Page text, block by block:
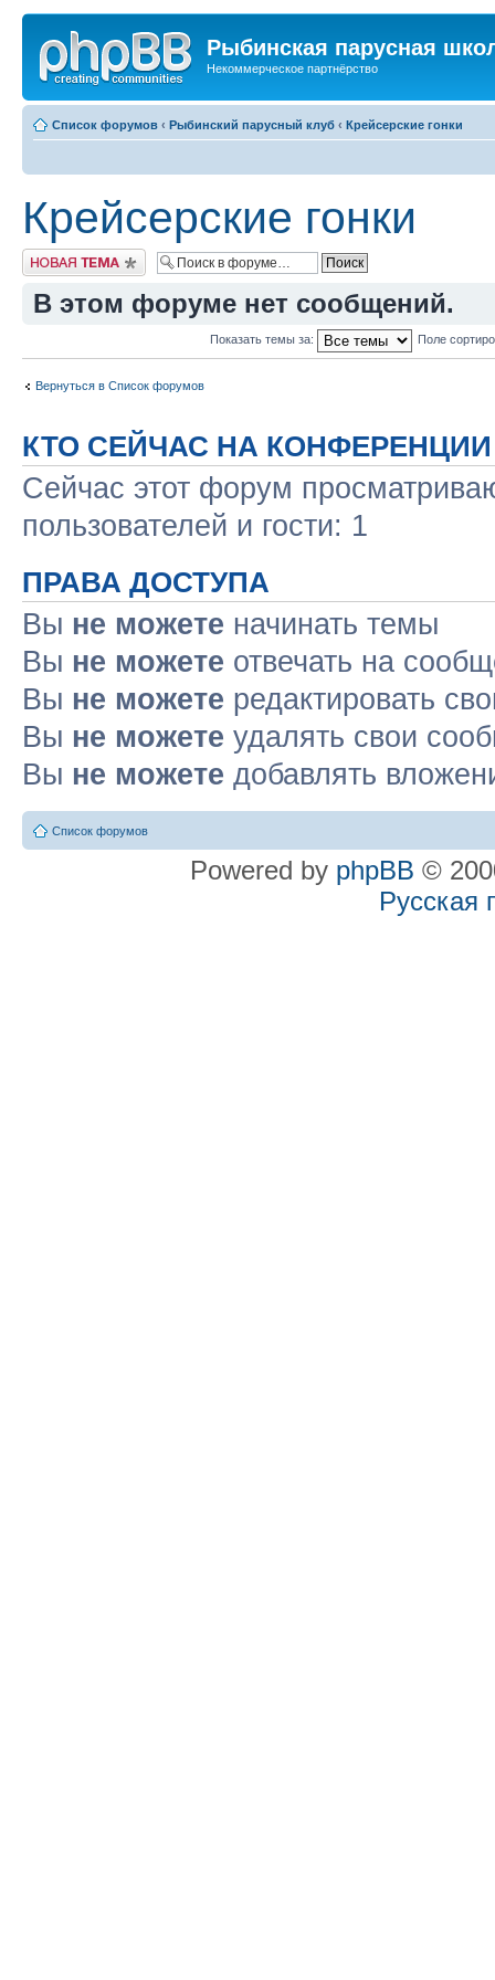
Рыбинская парусная
Некоммерческое партнёрство
Список форумов ‹ Рыбинский парусный клуб ‹ Крейсерские гонки
Крейсерские гонки
Новая тема
В этом форуме нет сообщений.
Показать темы за: Поле
Вернуться в Список форумов
КТО СЕЙЧАС НА КОНФЕРЕНЦИИ
Сейчас этот форум
пользователей и гости: 1
ПРАВА ДОСТУПА
Вы не можете начинать темы
Вы не можете отвечать на
Вы не можете редактировать
Вы не можете удалять свои
Вы не можете добавлять
Список форумов
Powered by phpBB ©
Русская